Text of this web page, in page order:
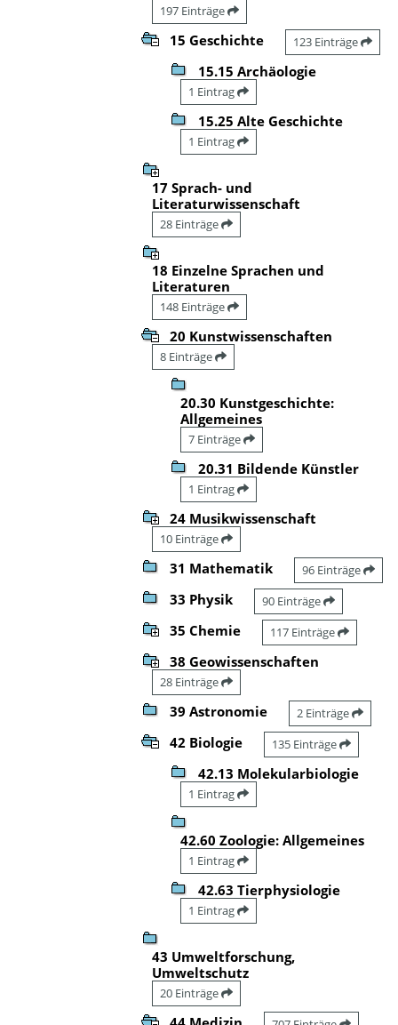
197 Einträge
15 Geschichte 123 Einträge
15.15 Archäologie
1 Eintrag
15.25 Alte Geschichte
1 Eintrag
17 Sprach- und
Literaturwissenschaft
28 Einträge
18 Einzelne Sprachen und
Literaturen
148 Einträge
20 Kunstwissenschaften
8 Einträge
20.30 Kunstgeschichte:
Allgemeines
7 Einträge
20.31 Bildende Künstler
1 Eintrag
24 Musikwissenschaft
10 Einträge
31 Mathematik 96 Einträge
33 Physik 90 Einträge
35 Chemie 117 Einträge
38 Geowissenschaften
28 Einträge
39 Astronomie 2 Einträge
42 Biologie 135 Einträge
42.13 Molekularbiologie
1 Eintrag
42.60 Zoologie: Allgemeines
1 Eintrag
42.63 Tierphysiologie
1 Eintrag
43 Umweltforschung,
Umweltschutz
20 Einträge